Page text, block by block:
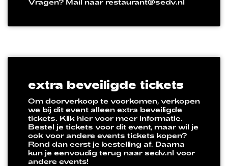
extra beveiligde tickets
Om doorverkoop te voorkomen, verkopen
we bij dit event alleen extra beveiligde
tickets. Klik hier voor meer informatie.
Bestel je tickets voor dit event, maar wil je
ook voor andere events tickets kopen?
Rond dan eerst je bestelling af. Daarna
kun je eenvoudig terug naar sedv.nl voor
andere events!